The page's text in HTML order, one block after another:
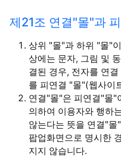
제21조 연결"몰"과
상위 "몰"과 하위 "몰"
상에는 문자, 그림 및
결된 경우, 전자를 연
를 피연결 "몰"(웹사이
연결"몰"은 피연결"몰"
의하여 이용자와 행하
않는다는 뜻을 연결"
팝업화면으로 명시한
지지 않습니다.